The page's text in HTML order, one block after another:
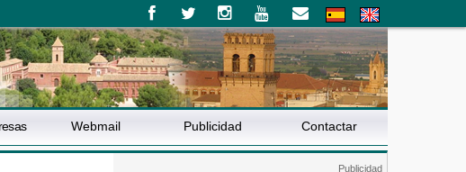
Webmail Publicidad Contactar